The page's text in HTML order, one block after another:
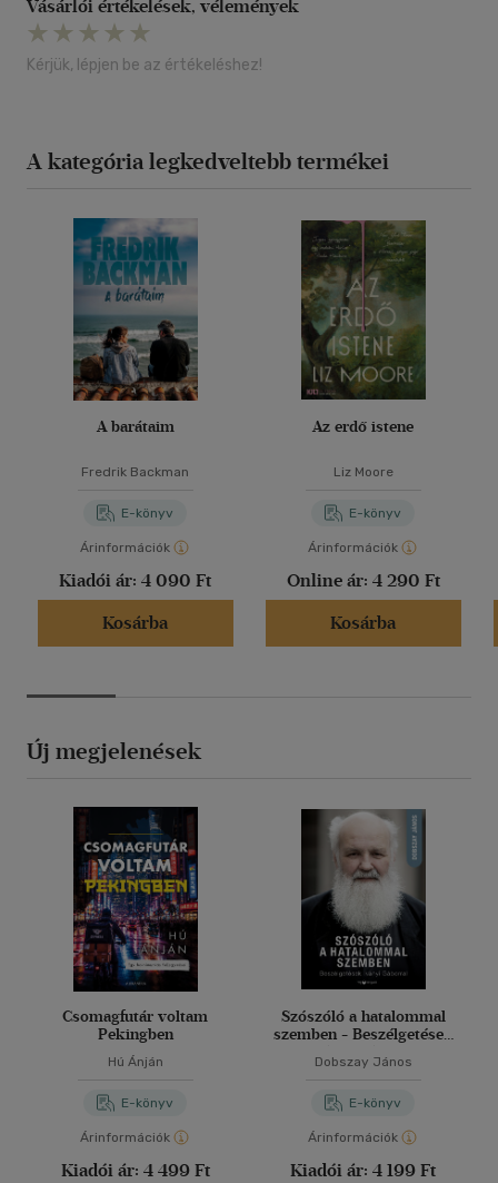
Vásárlói értékelések, vélemények
Kérjük, lépjen be az értékeléshez!
A kategória legkedveltebb termékei
A barátaim
Fredrik Backman
E-könyv
Árinformációk
Kiadói ár: 4 090 Ft
Kosárba
Az erdő istene
Liz Moore
E-könyv
Árinformációk
Online ár: 4 290 Ft
Kosárba
Új megjelenések
Csomagfutár voltam
Pekingben
Hú Ánján
E-könyv
Árinformációk
Kiadói ár: 4 499 Ft
Szószóló a hatalommal
szemben - Beszélgetések
Dobszay János
E-könyv
Árinformációk
Kiadói ár: 4 199 Ft